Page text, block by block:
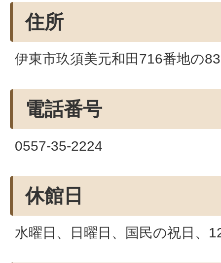
住所
伊東市玖須美元和田716番地の
電話番号
0557-35-2224
休館日
水曜日、日曜日、国民の祝日、